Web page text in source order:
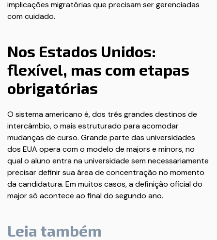
implicações migratórias que precisam ser gerenciadas
com cuidado.
Nos Estados Unidos:
flexível, mas com etapas
obrigatórias
O sistema americano é, dos três grandes destinos de
intercâmbio, o mais estruturado para acomodar
mudanças de curso. Grande parte das universidades
dos EUA opera com o modelo de majors e minors, no
qual o aluno entra na universidade sem necessariamente
precisar definir sua área de concentração no momento
da candidatura. Em muitos casos, a definição oficial do
major só acontece ao final do segundo ano.
Leia também